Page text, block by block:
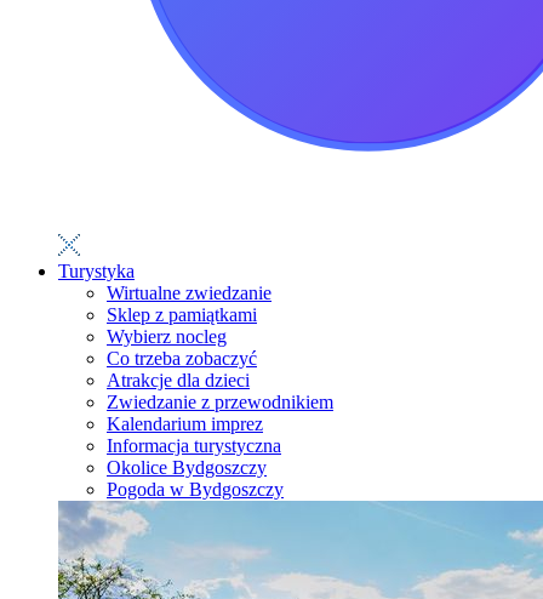
Turystyka
Wirtualne zwiedzanie
Sklep z pamiątkami
Wybierz nocleg
Co trzeba zobaczyć
Atrakcje dla dzieci
Zwiedzanie z przewodnikiem
Kalendarium imprez
Informacja turystyczna
Okolice Bydgoszczy
Pogoda w Bydgoszczy